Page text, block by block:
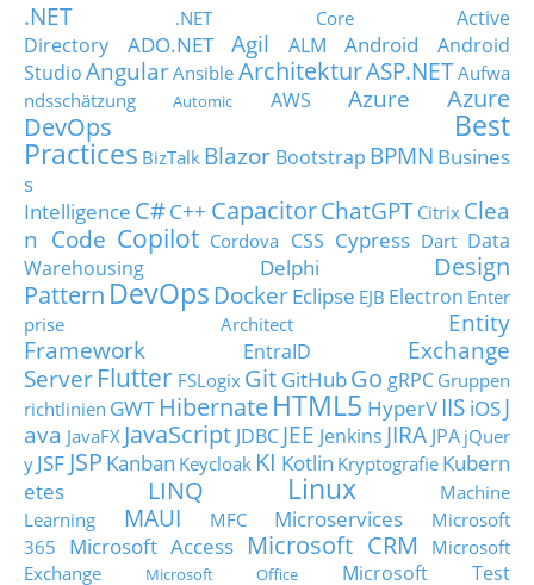
.NET .NET Core
Active
Directory
ADO.NET Agil ALM Android
Android
StudioAngularAnsible ArchitekturASP.NETAufwa
ndsschätzung
Automic AWS Azure
Azure
DevOps
Best
Practices BizTalk Blazor Bootstrap BPMN Busines
s
Intelligence C#C++ CapacitorChatGPT Citrix Clea
n Code Copilot Cordova CSS Cypress Dart Data
Warehousing
Delphi
Design
Pattern DevOps DockerEclipse EJB Electron Enter
prise Architect
Entity
Framework
EntraID
Exchange
Server Flutter FSLogix Git GitHubGo gRPC Gruppen
richtlinien GWT HibernateHTML5 HyperVIIS iOSJ
ava JavaFX JavaScript JDBC JEE Jenkins JIRA JPA jQuer
y JSF JSP Kanban Keycloak KI Kotlin Kryptografie Kubern
etes
LINQ Linux
Machine
Learning
MAUI MFC Microservices
Microsoft
365
Microsoft Access Microsoft CRM
Microsoft
Exchange
Microsoft Office
Microsoft Test